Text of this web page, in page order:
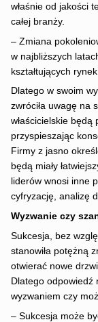
właśnie od jakości
całej branży.
– Zmiana
w najbliższych
kształtujących
Dlatego w swoim
zwróciła uwagę na
właścicielskie będą
przyspieszając
Firmy z jasno
będą miały
liderów wnosi inne
cyfryzację, analizę
Wyzwanie czy
Sukcesja, bez
stanowiła potężną
otwierać nowe
Dlatego odpowiedź
wyzwaniem czy
– Sukcesja może